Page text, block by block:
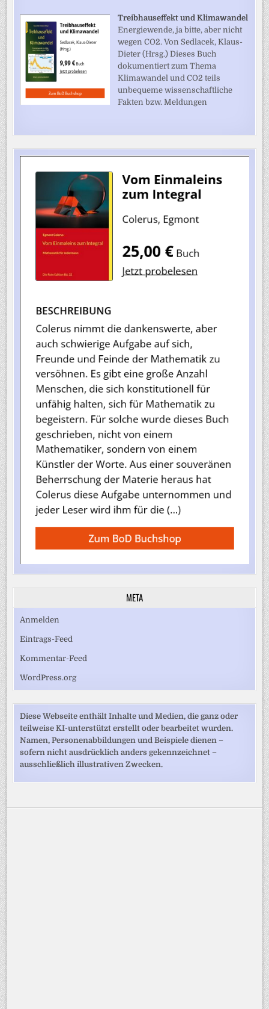
Treibhauseffekt und Klimawandel
Energiewende, ja bitte, aber nicht
wegen CO2. Von Sedlacek, Klaus-
Dieter (Hrsg.) Dieses Buch
dokumentiert zum Thema
Klimawandel und CO2 teils
unbequeme wissenschaftliche
Fakten bzw. Meldungen
META
Anmelden
Eintrags-Feed
Kommentar-Feed
WordPress.org
Diese Webseite enthält Inhalte und Medien, die ganz oder
teilweise KI-unterstützt erstellt oder bearbeitet wurden.
Namen, Personenabbildungen und Beispiele dienen –
sofern nicht ausdrücklich anders gekennzeichnet –
ausschließlich illustrativen Zwecken.